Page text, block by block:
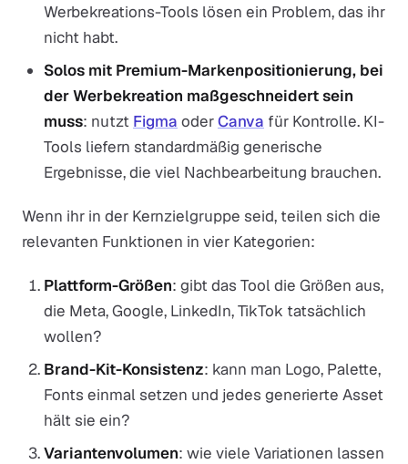
Werbekreations-Tools lösen ein Problem, das ihr
nicht habt.
Solos mit Premium-Markenpositionierung, bei
der Werbekreation maßgeschneidert sein
muss: nutzt Figma oderCanva für Kontrolle. KI-
Tools liefern standardmäßig generische
Ergebnisse, die viel Nachbearbeitung brauchen.
Wenn ihr in der Kernzielgruppe seid, teilen sich die
relevanten Funktionen in vier Kategorien:
Plattform-Größen: gibt das Tool die Größen aus,
die Meta, Google, LinkedIn, TikTok tatsächlich
wollen?
Brand-Kit-Konsistenz: kann man Logo, Palette,
Fonts einmal setzen und jedes generierte Asset
hält sie ein?
Variantenvolumen: wie viele Variationen lassen